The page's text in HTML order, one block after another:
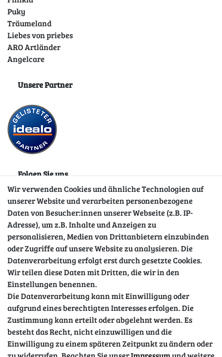
Puky
Träumeland
Liebes von priebes
ARO Artländer
Angelcare
Unsere Partner
Folgen Sie uns
Sicher einkaufen
Wir verwenden Cookies und ähnliche Technologien auf
unserer Website und verarbeiten personenbezogene
Daten von Besucher:innen unserer Webseite (z.B. IP-
Adresse), um z.B. Inhalte und Anzeigen zu
personalisieren, Medien von Drittanbietern einzubinden
oder Zugriffe auf unsere Website zu analysieren. Die
Datenverarbeitung erfolgt erst durch gesetzte Cookies.
Wir teilen diese Daten mit Dritten, die wir in den
Einstellungen benennen.
Die Datenverarbeitung kann mit Einwilligung oder
aufgrund eines berechtigten Interesses erfolgen. Die
Zustimmung kann erteilt oder abgelehnt werden. Es
besteht das Recht, nicht einzuwilligen und die
Einwilligung zu einem späteren Zeitpunkt zu ändern oder